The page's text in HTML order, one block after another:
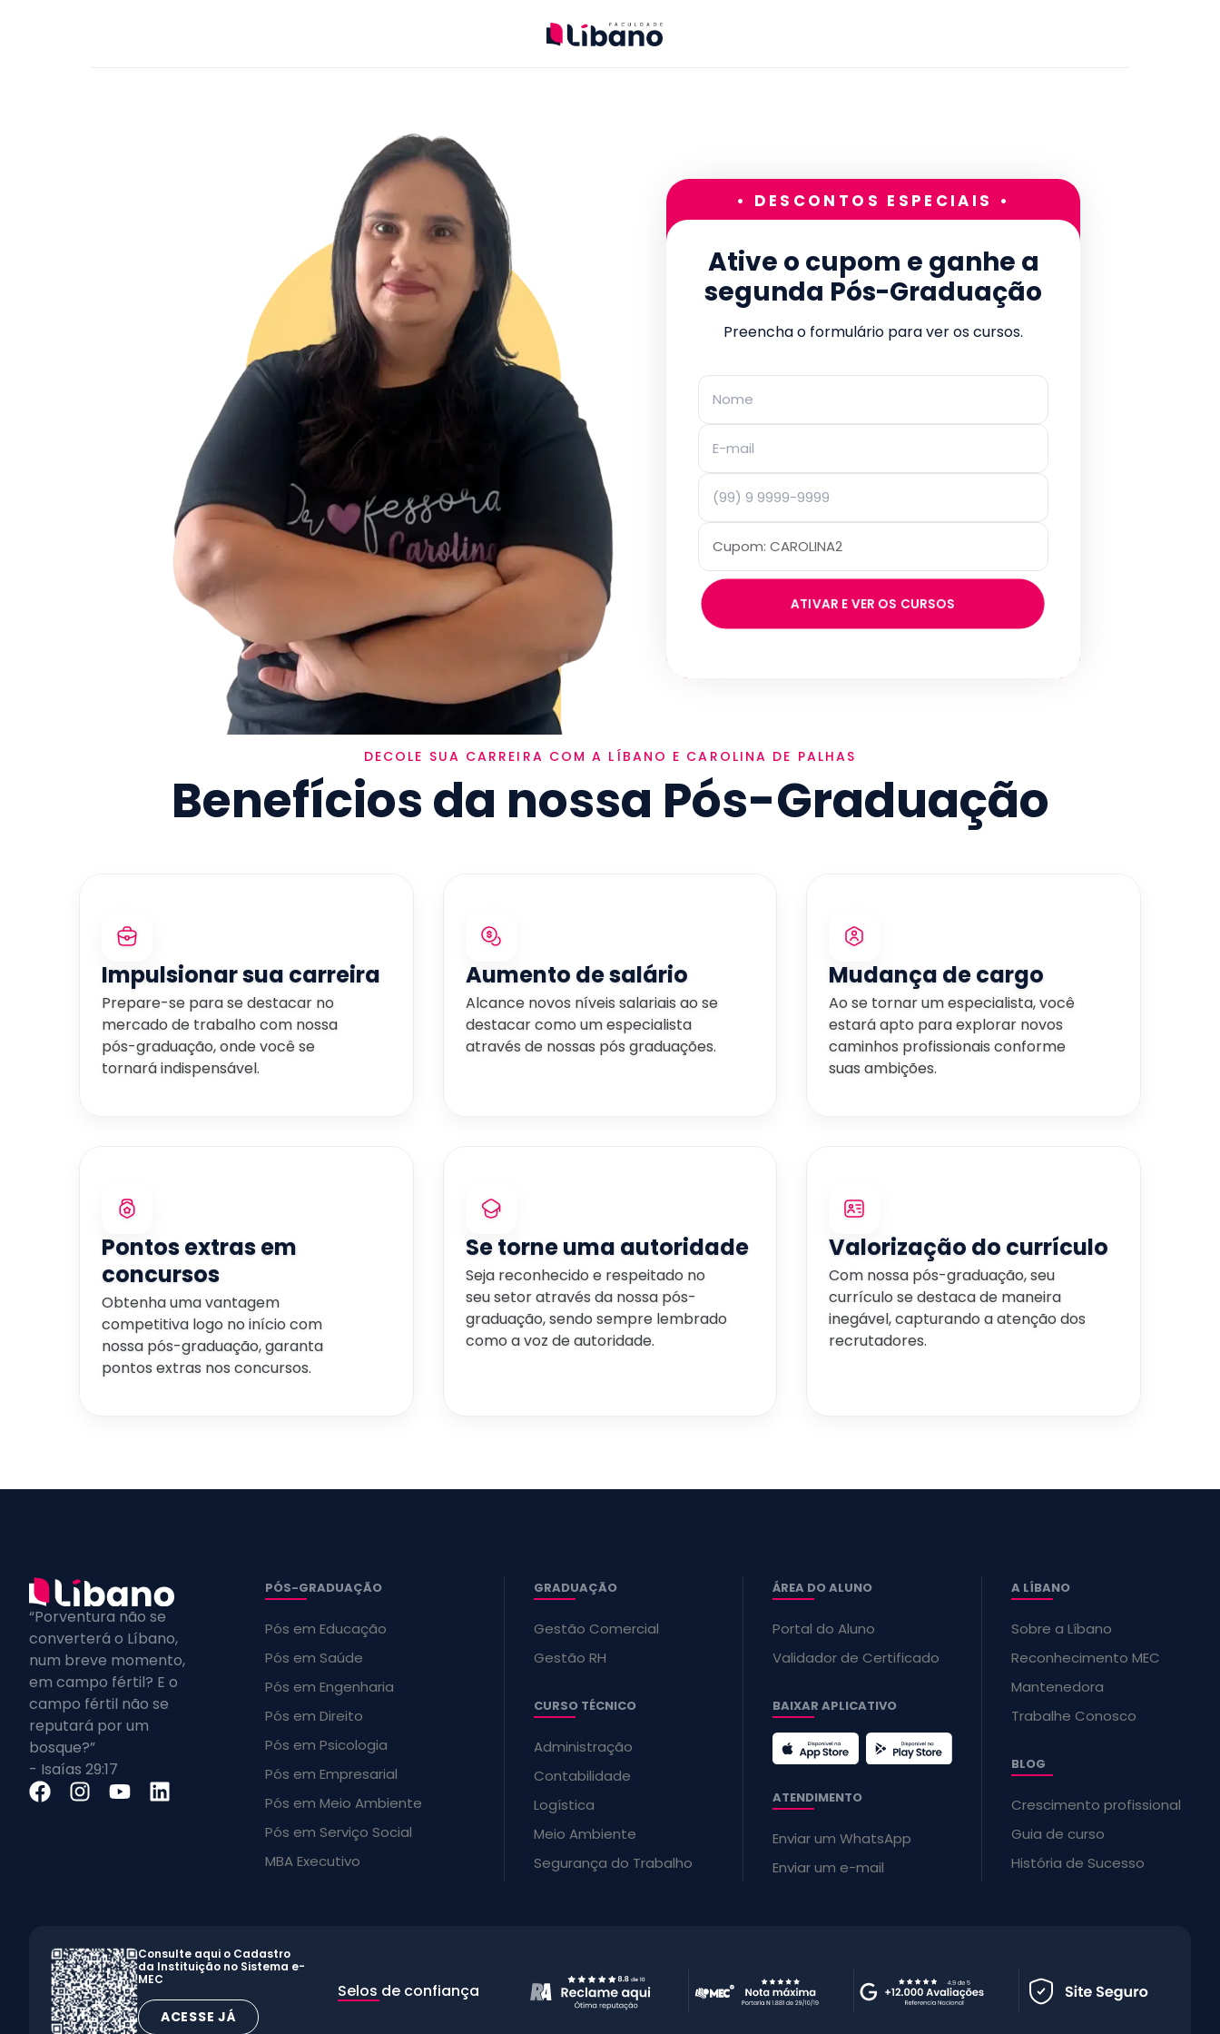
• DESCONTOS ESPECIAIS •
Ative o cupom e ganhe a
segunda Pós-Graduação
Preencha o formulário para ver os cursos.
ATIVAR E VER OS CURSOS
DECOLE SUA CARREIRA COM A LÍBANO E CAROLINA DE PALHAS
Benefícios da nossa Pós-Graduação
Impulsionar sua carreira
Prepare-se para se destacar no
mercado de trabalho com nossa
pós-graduação, onde você se
tornará indispensável.
Aumento de salário
Alcance novos níveis salariais ao se
destacar como um especialista
através de nossas pós graduações.
Mudança de cargo
Ao se tornar um especialista, você
estará apto para explorar novos
caminhos profissionais conforme
suas ambições.
Pontos extras em
concursos
Obtenha uma vantagem
competitiva logo no início com
nossa pós-graduação, garanta
pontos extras nos concursos.
Se torne uma autoridade
Seja reconhecido e respeitado no
seu setor através da nossa pós-
graduação, sendo sempre lembrado
como a voz de autoridade.
Valorização do currículo
Com nossa pós-graduação, seu
currículo se destaca de maneira
inegável, capturando a atenção dos
recrutadores.
“Porventura não se
converterá o Líbano,
num breve momento,
em campo fértil? E o
campo fértil não se
reputará por um
bosque?”
- Isaías 29:17
PÓS-GRADUAÇÃO
Pós em Educação
Pós em Saúde
Pós em Engenharia
Pós em Direito
Pós em Psicologia
Pós em Empresarial
Pós em Meio Ambiente
Pós em Serviço Social
MBA Executivo
GRADUAÇÃO
Gestão Comercial
Gestão RH
CURSO TÉCNICO
Administração
Contabilidade
Logística
Meio Ambiente
Segurança do Trabalho
ÁREA DO ALUNO
Portal do Aluno
Validador de Certificado
BAIXAR APLICATIVO
ATENDIMENTO
Enviar um WhatsApp
Enviar um e-mail
A LÍBANO
Sobre a Líbano
Reconhecimento MEC
Mantenedora
Trabalhe Conosco
BLOG
Crescimento profissional
Guia de curso
História de Sucesso
Consulte aqui o Cadastro
da Instituição no Sistema e-
MEC
ACESSE JÁ
Selos de confiança